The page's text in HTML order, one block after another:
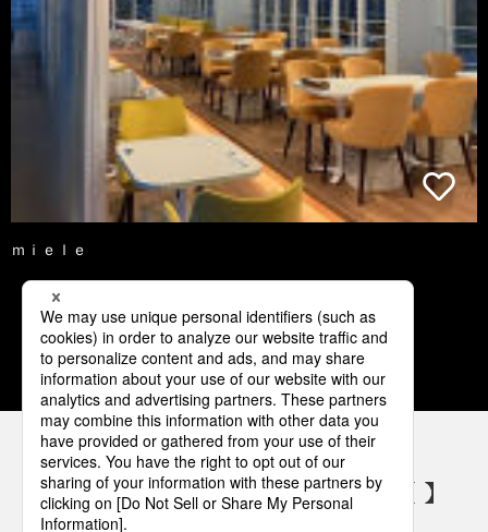
ｍｉｅｌｅ
1 2 3 4 5
パナソニックの電気設備 SNSアカウント